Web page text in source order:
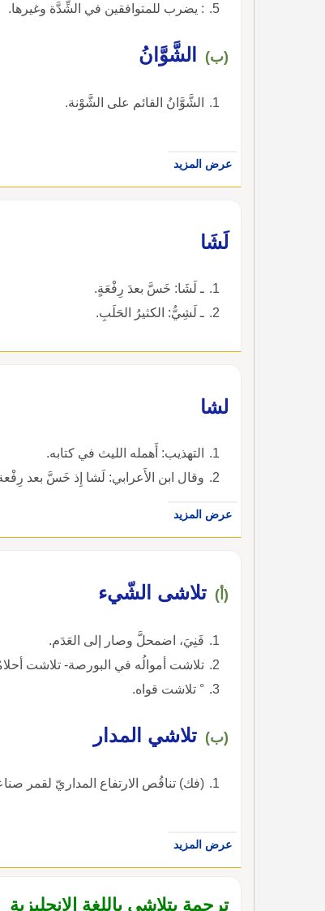
: يضرب للمتوافقين في الشِّدَّة وغيرها.
(ب) الشَّوَّانُ
الشَّوَّانُ القائم على الشَّوْنة.
عرض المزيد
لَشَا
ـ لَشَا: خَسَّ بعدَ رِفْعَةٍ.
ـ لَشِيُّ: الكثيرُ الحَلَبِ.
لشا
التهذيب: أَهمله الليث في كتابه.
وقال ابن الأَعرابي: لَشا إِذ خَسَّ بعد
عرض المزيد
(أ) تلاشى الشّيء
فَنِيَ، اضمحلَّ وصار إلى العَدَم.
تلاشت أموالُه في البورصة- تلاشت
° تلاشت قواه.
(ب) تلاشي المدار
(فك) تناقُص الارتفاع المداريّ لقمر
عرض المزيد
ترجمة يتلاشى باللغة الإنجليزية